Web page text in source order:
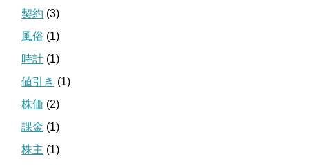
契約 (3)
風俗 (1)
時計 (1)
値引き (1)
株価 (2)
課金 (1)
株主 (1)